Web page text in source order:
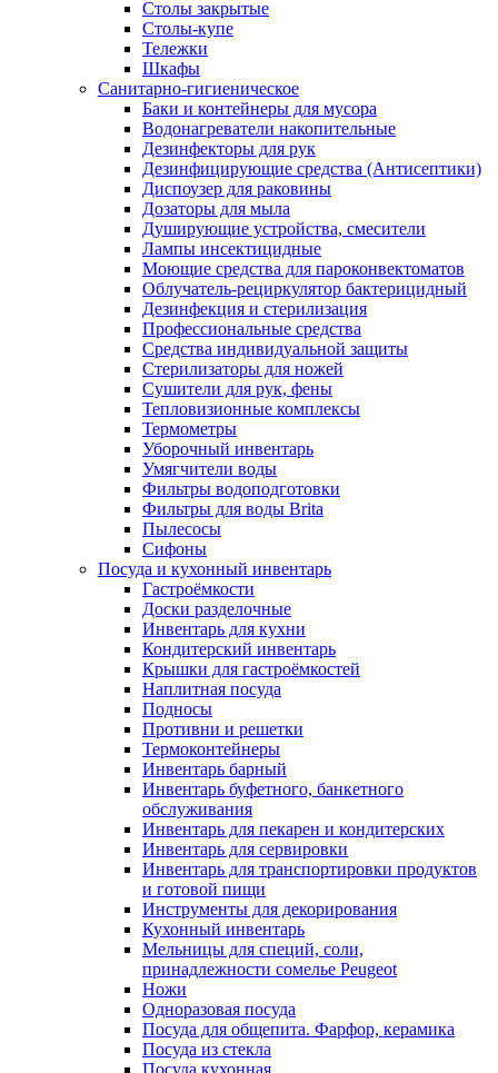
Столы закрытые
Столы-купе
Тележки
Шкафы
Санитарно-гигиеническое
Баки и контейнеры для мусора
Водонагреватели накопительные
Дезинфекторы для рук
Дезинфицирующие средства (Антисептики)
Диспоузер для раковины
Дозаторы для мыла
Душирующие устройства, смесители
Лампы инсектицидные
Моющие средства для пароконвектоматов
Облучатель-рециркулятор бактерицидный
Дезинфекция и стерилизация
Профессиональные средства
Средства индивидуальной защиты
Стерилизаторы для ножей
Сушители для рук, фены
Тепловизионные комплексы
Термометры
Уборочный инвентарь
Умягчители воды
Фильтры водоподготовки
Фильтры для воды Brita
Пылесосы
Сифоны
Посуда и кухонный инвентарь
Гастроёмкости
Доски разделочные
Инвентарь для кухни
Кондитерский инвентарь
Крышки для гастроёмкостей
Наплитная посуда
Подносы
Противни и решетки
Термоконтейнеры
Инвентарь барный
Инвентарь буфетного, банкетного
обслуживания
Инвентарь для пекарен и кондитерских
Инвентарь для сервировки
Инвентарь для транспортировки продуктов
и готовой пищи
Инструменты для декорирования
Кухонный инвентарь
Мельницы для специй, соли,
принадлежности сомелье Peugeot
Ножи
Одноразовая посуда
Посуда для общепита. Фарфор, керамика
Посуда из стекла
Посуда кухонная